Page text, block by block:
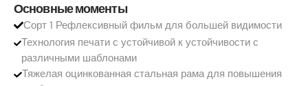
Основные моменты
Сорт 1 Рефлексивный фильм для большей видимости
Технология печати с устойчивой к устойчивости с
различными шаблонами
Тяжелая оцинкованная стальная рама для повышения